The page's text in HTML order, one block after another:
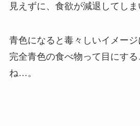
見えずに、食欲が減退してしま
青色になると毒々しいイメージ
完全青色の食べ物って目にす
ね…。